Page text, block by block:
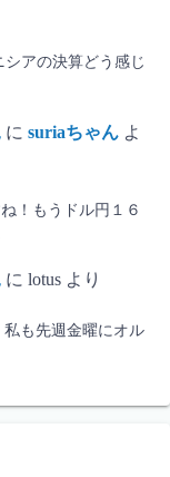
アの決算どう感じ
に suriaちゃん よ
！もうドル円１６
に lotus より
私も先週金曜にオル